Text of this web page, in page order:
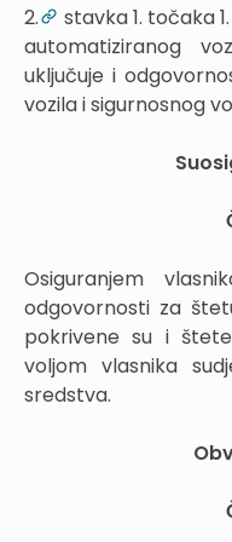
2.
stavka 1. točaka
automatiziranog
uključuje i
vozila i sigurnosnog
Osiguranjem
odgovornosti za
pokrivene su i
voljom vlasnika
sredstva.